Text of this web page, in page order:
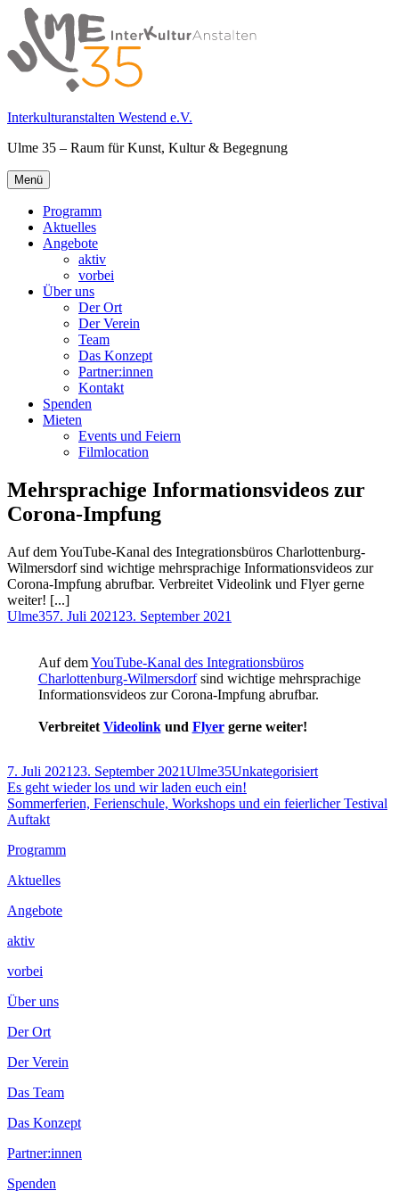
Springe
zum
Inhalt
Interkulturanstalten Westend e.V.
Ulme 35 – Raum für Kunst, Kultur & Begegnung
Primäres
Menü
Menü
Programm
Aktuelles
Angebote
aktiv
vorbei
Über uns
Der Ort
Der Verein
Team
Das Konzept
Partner:innen
Kontakt
Spenden
Mieten
Events und Feiern
Filmlocation
Mehrsprachige Informationsvideos zur
Corona-Impfung
Auf dem YouTube-Kanal des Integrationsbüros Charlottenburg-
Wilmersdorf sind wichtige mehrsprachige Informationsvideos zur
Corona-Impfung abrufbar. Verbreitet Videolink und Flyer gerne
weiter! [...]
Autor
Ulme35Veröffentlicht
7. Juli 2021 23. September 2021
Auf demYouTube-Kanal des Integrationsbüros
Charlottenburg-Wilmersdorfsind wichtige mehrsprachige
Informationsvideos zur Corona-Impfung abrufbar.
Verbreitet Videolinkund Flyergerne weiter!
Veröffentlicht
am
7. Juli 2021 23. September 2021Autor
Ulme35Kategorien
Unkategorisiert
Beitragsnavigation
Vorheriger
Beitrag:
Es geht wieder los und wir laden euch ein!
Nächster
Beitrag
Sommerferien, Ferienschule, Workshops und ein feierlicher Testival
Auftakt
Footer
Inhalt
Programm
Aktuelles
Angebote
aktiv
vorbei
Über uns
Der Ort
Der Verein
Das Team
Das Konzept
Partner:innen
Spenden